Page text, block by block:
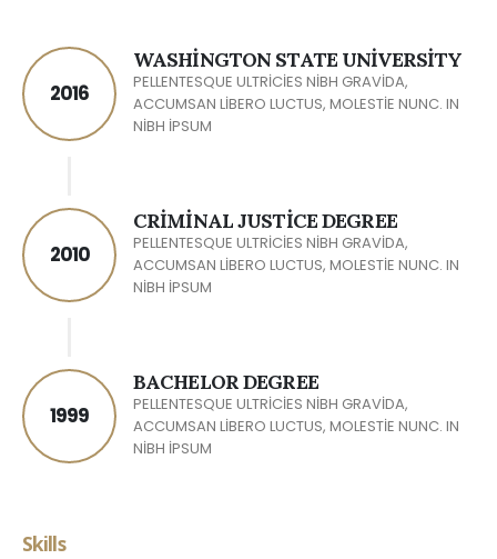
2016
WASHINGTON STATE UNIVERSITY
PELLENTESQUE ULTRICIES NIBH GRAVIDA,
ACCUMSAN LIBERO LUCTUS, MOLESTIE NUNC. IN
NIBH IPSUM
2010
CRIMINAL JUSTICE DEGREE
PELLENTESQUE ULTRICIES NIBH GRAVIDA,
ACCUMSAN LIBERO LUCTUS, MOLESTIE NUNC. IN
NIBH IPSUM
1999
BACHELOR DEGREE
PELLENTESQUE ULTRICIES NIBH GRAVIDA,
ACCUMSAN LIBERO LUCTUS, MOLESTIE NUNC. IN
NIBH IPSUM
Skills